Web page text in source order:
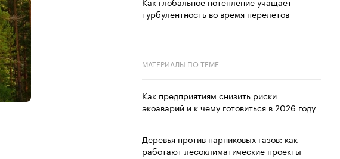
турбулентность во время перелетов
МАТЕРИАЛЫ ПО ТЕМЕ
Как предприятиям снизить риски
экоаварий и к чему готовиться в 2026 году
Деревья против парниковых газов: как
работают лесоклиматические проекты